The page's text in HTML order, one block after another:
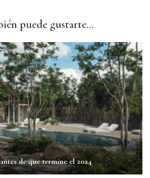
puede gustarte...
de que termine el 2024